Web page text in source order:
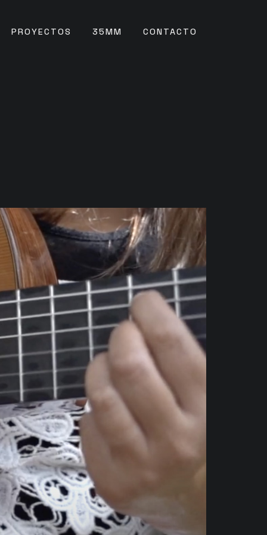
PROYECTOS 35MM CONTACTO